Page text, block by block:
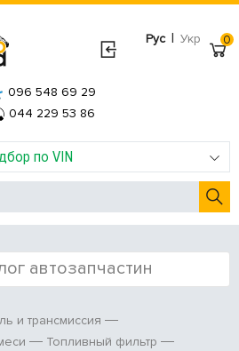
Рус | Укр
по VIN
096 548 69 29
044 229 53 86
0
автозапчастин
и трансмиссия
Топливный фильтр